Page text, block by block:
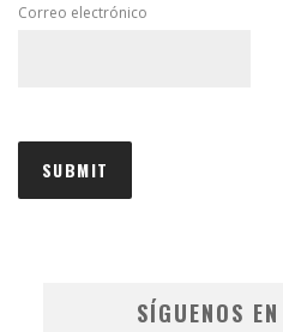
Correo electrónico
SÍGUENOS